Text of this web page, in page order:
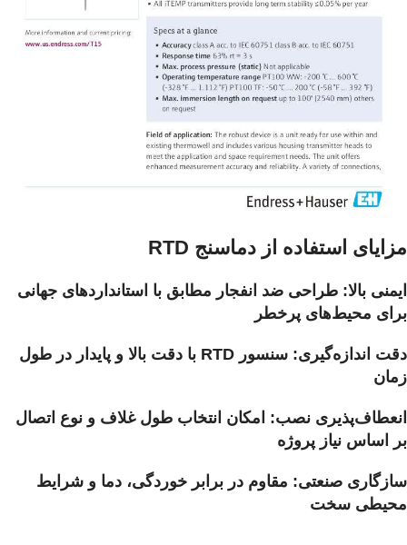
مزایای استفاده از دماسنج RTD
ایمنی بالا: طراحی ضد انفجار مطابق با استانداردهای جهانی
برای محیط‌های پرخطر
دقت اندازه‌گیری: سنسور RTD با دقت بالا و پایدار در طول
زمان
انعطاف‌پذیری نصب: امکان انتخاب طول غلاف و نوع اتصال
بر اساس نیاز پروژه
سازگاری صنعتی: مقاوم در برابر خوردگی، دما و شرایط
محیطی سخت